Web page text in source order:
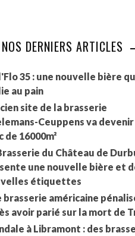
NOS DERNIERS ARTICLES
35 : une nouvelle bière
au pain
site de la brasserie
Ceuppens va devenir
de 16000m²
du Château de
une nouvelle bière et
étiquettes
brasserie américaine
avoir parié sur la mort de
à Libramont : des